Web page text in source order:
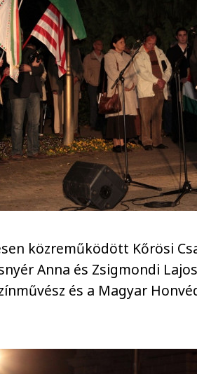
közreműködött Kőrösi
Anna és Zsigmondi
és a Magyar